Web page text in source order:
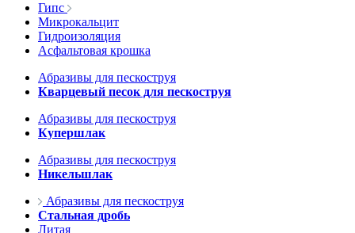
Гипс
Микрокальцит
Гидроизоляция
Асфальтовая крошка
Абразивы для пескоструя
Кварцевый песок для пескоструя
Абразивы для пескоструя
Купершлак
Абразивы для пескоструя
Никельшлак
Абразивы для пескоструя
Стальная дробь
Литая